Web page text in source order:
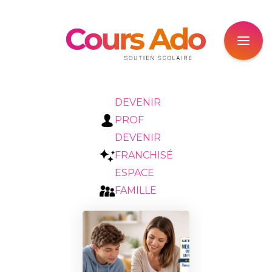
DEVENIR
PROF
DEVENIR
FRANCHISÉ
ESPACE
FAMILLE